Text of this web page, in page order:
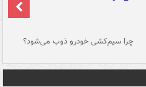
چرا سیم‌کشی خودرو ذوب می‌شود؟